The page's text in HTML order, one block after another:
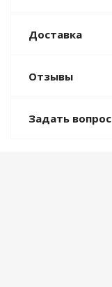
Доставка
Отзывы
Задать вопрос